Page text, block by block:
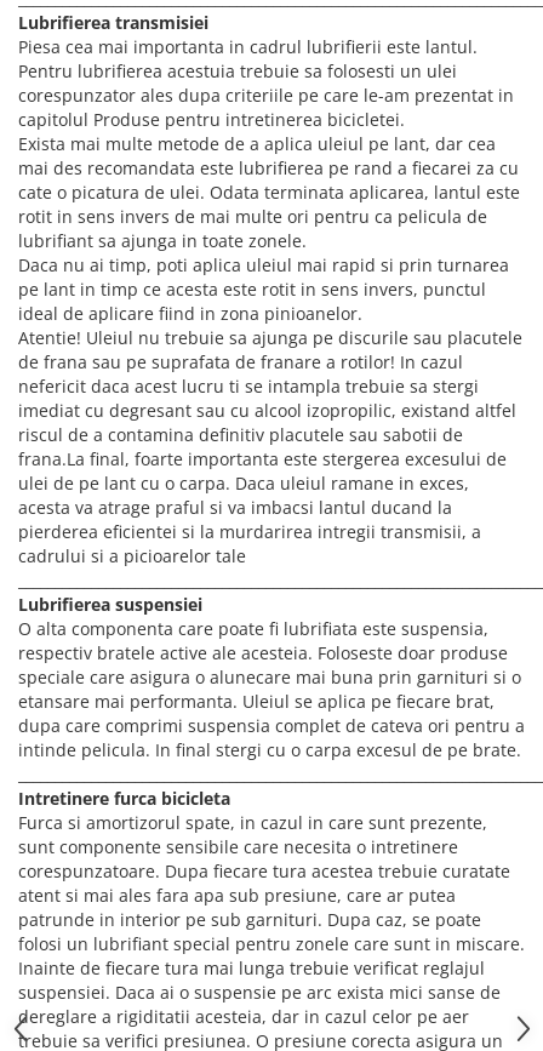
Lubrifierea transmisiei
Piesa cea mai importanta in cadrul lubrifierii este lantul.
Pentru lubrifierea acestuia trebuie sa folosesti un ulei
corespunzator ales dupa criteriile pe care le-am prezentat in
capitolul Produse pentru intretinerea bicicletei.
Exista mai multe metode de a aplica uleiul pe lant, dar cea
mai des recomandata este lubrifierea pe rand a fiecarei za cu
cate o picatura de ulei. Odata terminata aplicarea, lantul este
rotit in sens invers de mai multe ori pentru ca pelicula de
lubrifiant sa ajunga in toate zonele.
Daca nu ai timp, poti aplica uleiul mai rapid si prin turnarea
pe lant in timp ce acesta este rotit in sens invers, punctul
ideal de aplicare fiind in zona pinioanelor.
Atentie! Uleiul nu trebuie sa ajunga pe discurile sau placutele
de frana sau pe suprafata de franare a rotilor! In cazul
nefericit daca acest lucru ti se intampla trebuie sa stergi
imediat cu degresant sau cu alcool izopropilic, existand altfel
riscul de a contamina definitiv placutele sau sabotii de
frana.La final, foarte importanta este stergerea excesului de
ulei de pe lant cu o carpa. Daca uleiul ramane in exces,
acesta va atrage praful si va imbacsi lantul ducand la
pierderea eficientei si la murdarirea intregii transmisii, a
cadrului si a picioarelor tale
Lubrifierea suspensiei
O alta componenta care poate fi lubrifiata este suspensia,
respectiv bratele active ale acesteia. Foloseste doar produse
speciale care asigura o alunecare mai buna prin garnituri si o
etansare mai performanta. Uleiul se aplica pe fiecare brat,
dupa care comprimi suspensia complet de cateva ori pentru a
intinde pelicula. In final stergi cu o carpa excesul de pe brate.
Intretinere furca bicicleta
Furca si amortizorul spate, in cazul in care sunt prezente,
sunt componente sensibile care necesita o intretinere
corespunzatoare. Dupa fiecare tura acestea trebuie curatate
atent si mai ales fara apa sub presiune, care ar putea
patrunde in interior pe sub garnituri. Dupa caz, se poate
folosi un lubrifiant special pentru zonele care sunt in miscare.
Inainte de fiecare tura mai lunga trebuie verificat reglajul
suspensiei. Daca ai o suspensie pe arc exista mici sanse de
dereglare a rigiditatii acesteia, dar in cazul celor pe aer
trebuie sa verifici presiunea. O presiune corecta asigura un